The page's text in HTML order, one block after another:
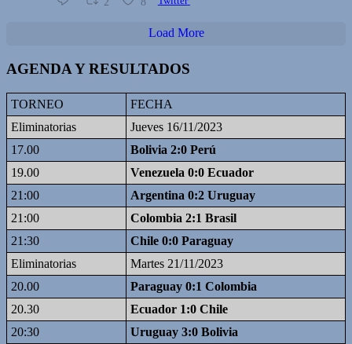
Load More
AGENDA Y RESULTADOS
TORNEO
FECHA
Eliminatorias
Jueves 16/11/2023
17.00
Bolivia 2:0 Perú
19.00
Venezuela 0:0 Ecuador
21:00
Argentina 0:2 Uruguay
21:00
Colombia 2:1 Brasil
21:30
Chile 0:0 Paraguay
Eliminatorias
Martes 21/11/2023
20.00
Paraguay 0:1 Colombia
20.30
Ecuador 1:0 Chile
20:30
Uruguay 3:0 Bolivia